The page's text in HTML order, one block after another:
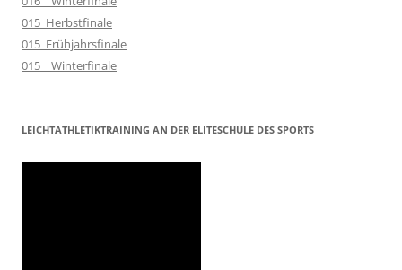
015_Herbstfinale
015_Frühjahrsfinale
015__Winterfinale
LEICHTATHLETIKTRAINING AN DER ELITESCHULE DES SPORTS